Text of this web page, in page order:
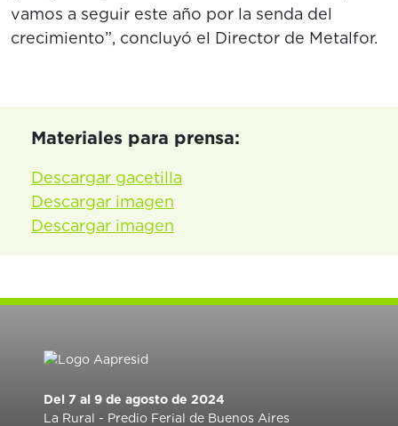
vamos a seguir este año por la senda del
crecimiento”, concluyó el Director de Metalfor.
Materiales para prensa:
Descargar gacetilla
Descargar imagen
Descargar imagen
Del 7 al 9 de agosto de 2024
La Rural - Predio Ferial de Buenos Aires